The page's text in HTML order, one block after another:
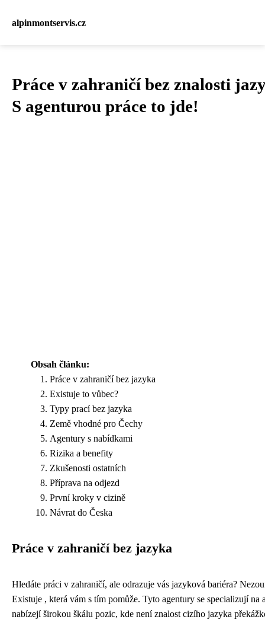
alpinmontservis.cz
Práce v zahraničí bez znalosti
S agenturou práce to jde!
Obsah článku:
Práce v zahraničí bez jazyka
Existuje to vůbec?
Typy prací bez jazyka
Země vhodné pro Čechy
Agentury s nabídkami
Rizika a benefity
Zkušenosti ostatních
Příprava na odjezd
První kroky v cizině
Návrat do Česka
Práce v zahraničí bez jazyka
Hledáte práci v zahraničí, ale odrazuje vás jazyková bariéra?
Existuje , která vám s tím pomůže. Tyto agentury se specializují na
nabízejí širokou škálu pozic, kde není znalost cizího jazyka